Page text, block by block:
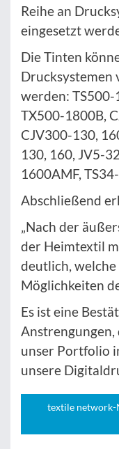
Reihe an
eingesetzt
Die Tinten
Drucksystemen
werden: TS500-
TX500-1800B,
CJV300-130,
130, 160, JV5-
1600AMF,
Abschließend
„Nach der
der Heimtextil
deutlich,
Möglichkeiten
Es ist eine
unser Portfolio
unsere
textile network-